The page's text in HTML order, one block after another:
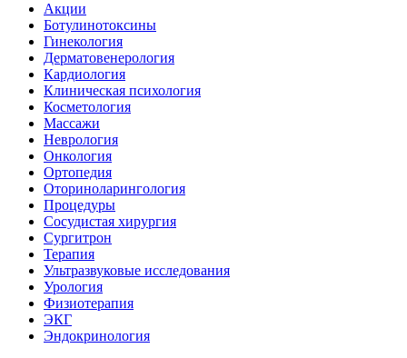
Акции
Ботулинотоксины
Гинекология
Дерматовенерология
Кардиология
Клиническая психология
Косметология
Массажи
Неврология
Онкология
Ортопедия
Оториноларингология
Процедуры
Сосудистая хирургия
Сургитрон
Терапия
Ультразвуковые исследования
Урология
Физиотерапия
ЭКГ
Эндокринология